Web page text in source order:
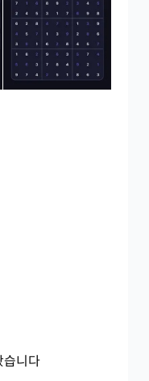
습니다